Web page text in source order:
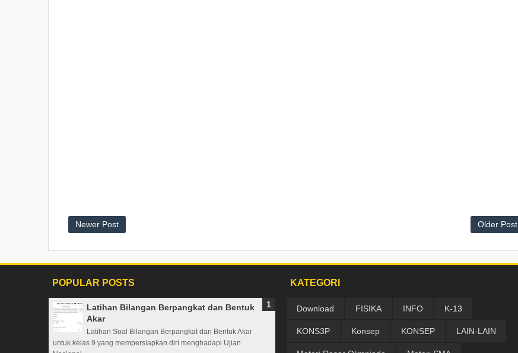
Newer Post Older Post
POPULAR POSTS
Latihan Bilangan Berpangkat dan Bentuk
Akar
Latihan Soal Bilangan Berpangkat dan Bentuk Akar
untuk kelas 9 yang mempersiapkan diri menghadapi Ujian
KATEGORI
Download FISIKA INFO K-13
KONS3P Konsep KONSEP LAIN-LAIN